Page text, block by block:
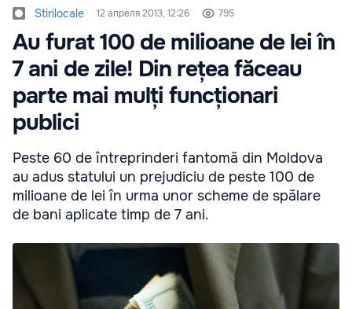
Stirilocale 12 апреля 2013, 12:26 795
Au furat 100 de milioane de lei în
7 ani de zile! Din rețea făceau
parte mai mulți funcționari
publici
Peste 60 de întreprinderi fantomă din Moldova
au adus statului un prejudiciu de peste 100 de
milioane de lei în urma unor scheme de spălare
de bani aplicate timp de 7 ani.